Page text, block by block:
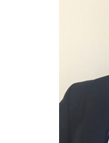
税務調査 大企
大津市 確定申
守山市 事業
京都市 経理